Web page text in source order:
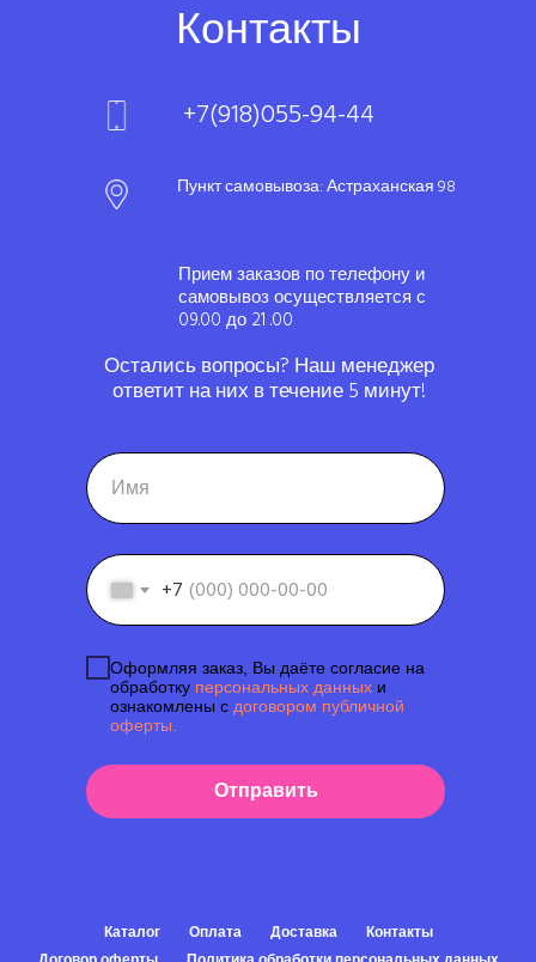
+7
Оформляя заказ, Вы даёте согласие на
обработку персональных данных и
ознакомлены с договором публичной
оферты.
Отправить
Контакты
Пункт самовывоза: Астраханская 98
+7(918)055-94-44
Прием заказов по телефону и
самовывоз осуществляется с
09.00 до 21 .00
Остались вопросы? Наш менеджер
ответит на них в течение 5 минут!
Каталог Оплата Доставка
Контакты